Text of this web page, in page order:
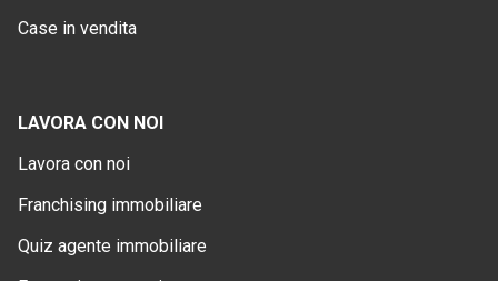
Case in vendita
LAVORA CON NOI
Lavora con noi
Franchising immobiliare
Quiz agente immobiliare